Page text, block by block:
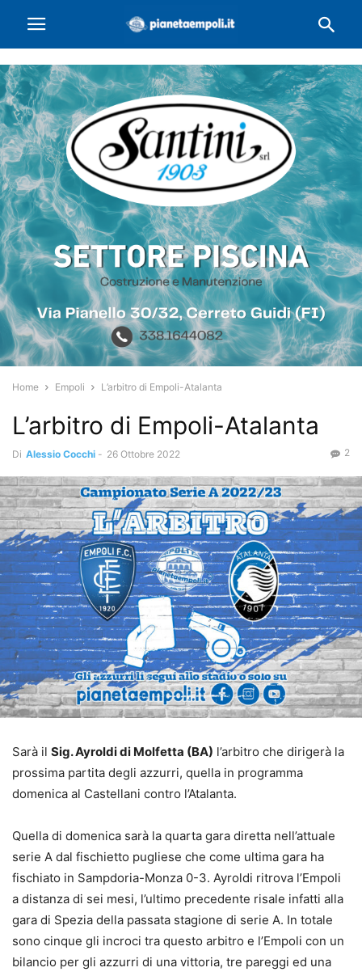
Home Empoli L’arbitro di Empoli-Atalanta
L’arbitro di Empoli-Atalanta
Di Alessio Cocchi - 26 Ottobre 2022 2
Sarà il Sig. Ayroldi di Molfetta (BA) l’arbitro che dirigerà la
prossima partita degli azzurri, quella in programma
domenica al Castellani contro l’Atalanta.
Quella di domenica sarà la quarta gara diretta nell’attuale
serie A dal fischietto pugliese che come ultima gara ha
fischiato in Sampdoria-Monza 0-3. Ayroldi ritrova l’Empoli
a distanza di sei mesi, l’ultimo precedente risale infatti alla
gara di Spezia della passata stagione di serie A. In totale
sono cinque gli incroci tra questo arbitro e l’Empoli con un
bilancio per gli azzurri di una vittoria, tre pareggi ed una